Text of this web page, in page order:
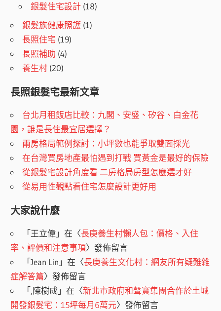
銀髮住宅設計 (18)
銀髮族健康照護 (1)
長照住宅 (19)
長照補助 (4)
養生村 (20)
長照銀髮宅最新文章
台北月租飯店比較：九閣、安盛、矽谷、白金花
園，誰是長住最宜居選擇？
兩房格局範例探討：小坪數也能爭取雙面採光
在台灣買房地產最怕遇到打戰 買黃金是最好的保險
從銀髮宅設計角度看 二房格局房型怎麼選才好
從易用性觀點看住宅怎麼設計更好用
大家說什麼
「王立偉」在〈長庚養生村懶人包：價格、入住
率、評價和注意事項〉發佈留言
「Jean Lin 」在〈長庚養生文化村：網友所有疑難雜
症解答篇〉發佈留言
「,陳樹成」在〈新北市政府和聲寶集團合作於土城
開發銀髮宅：15坪每月6萬元〉發佈留言